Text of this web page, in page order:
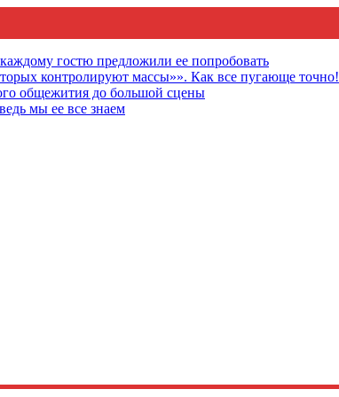
гостю предложили ее попробовать
контролируют массы»». Как все пугающе точно!
общежития до большой сцены
мы ее все знаем